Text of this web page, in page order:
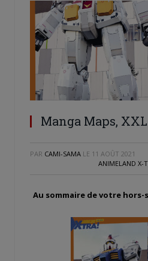
Manga Maps,
PAR CAMI-SAMA LE 11 AOÛT 2021
ANIMELAND X-
Au sommaire de votre hors-